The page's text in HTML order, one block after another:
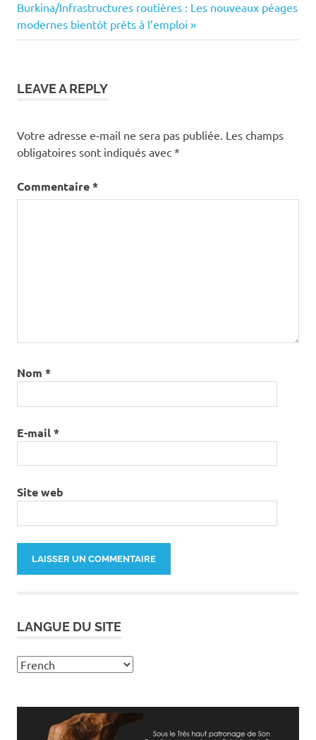
l’article
Next
Post:
Burkina/Infrastructures routières : Les nouveaux péages
modernes bientôt prêts à l’emploi
LEAVE A REPLY
Votre adresse e-mail ne sera pas publiée. Les champs
obligatoires sont indiqués avec *
Commentaire*
Nom *
E-mail*
Site web
LANGUE DU SITE